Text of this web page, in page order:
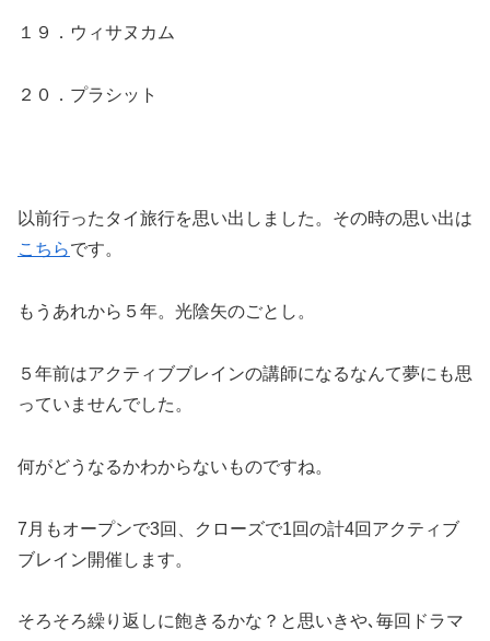
１９．ウィサヌカム
２０．プラシット
以前行ったタイ旅行を思い出しました。その時の思い出は
こちらです。
もうあれから５年。光陰矢のごとし。
５年前はアクティブブレインの講師になるなんて夢にも思
っていませんでした。
何がどうなるかわからないものですね。
7月もオープンで3回、クローズで1回の計4回アクティブ
ブレイン開催します。
そろそろ繰り返しに飽きるかな？と思いきや､毎回ドラマ